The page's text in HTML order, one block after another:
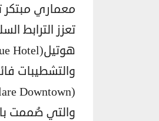
تعزز الترابط